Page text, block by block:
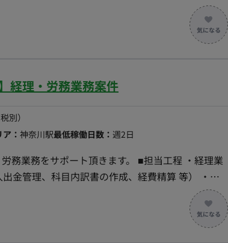
やPDCA管理: チームメンバーの業務課題を見つ
ントのKPI管理: 戦略/戦術から引かれたKPIを達成す
- ステークホルダーマネジメント: メーカーや代理
略層への成長戦略提案支援: オーナーが社内の戦
経理・労務業務案件
別）
： 神奈川駅最低稼働日数： 週2日
ート頂きます。 ■担当工程 ・経理業
金管理、科目内訳書の作成、経費精算 等） ・労
携わることが可能 ・クライアントの課題、ステー